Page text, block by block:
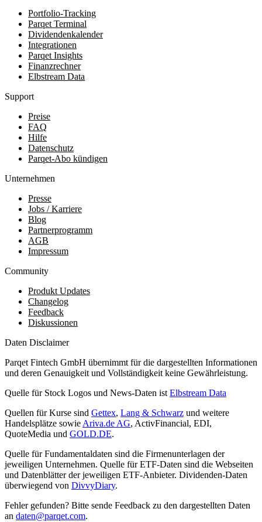
Portfolio-Tracking
Parqet Terminal
Dividendenkalender
Integrationen
Parqet Insights
Finanzrechner
Elbstream Data
Support
Preise
FAQ
Hilfe
Datenschutz
Parqet-Abo kündigen
Unternehmen
Presse
Jobs / Karriere
Blog
Partnerprogramm
AGB
Impressum
Community
Produkt Updates
Changelog
Feedback
Diskussionen
Daten Disclaimer
Parqet Fintech GmbH übernimmt für die dargestellten Informationen
und deren Genauigkeit und Vollständigkeit keine Gewährleistung.
Quelle für Stock Logos und News-Daten ist Elbstream Data
Quellen für Kurse sind Gettex, Lang & Schwarz und weitere
Handelsplätze sowie Ariva.de AG, ActivFinancial, EDI,
QuoteMedia und GOLD.DE.
Quelle für Fundamentaldaten sind die Firmenunterlagen der
jeweiligen Unternehmen. Quelle für ETF-Daten sind die Webseiten
und Datenblätter der jeweiligen ETF-Anbieter. Dividenden-Daten
überwiegend von DivvyDiary.
Fehler gefunden? Bitte sende Feedback zu den dargestellten Daten
an daten@parqet.com.